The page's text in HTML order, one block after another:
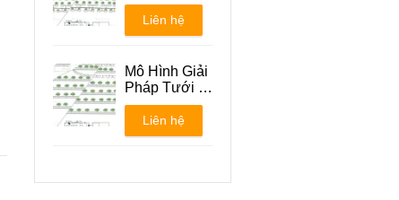
Phương án 1
Liên hệ
Mô Hình Giải
Pháp Tưới -
Phương án 2
Liên hệ